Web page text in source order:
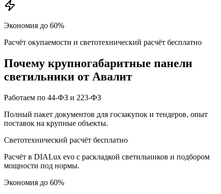
Экономия до 60%
Расчёт окупаемости и светотехнический расчёт бесплатно
Почему крупногабаритные панели
светильники от Авалит
Работаем по 44-ФЗ и 223-ФЗ
Полный пакет документов для госзакупок и тендеров, опыт
поставок на крупные объекты.
Светотехнический расчёт бесплатно
Расчёт в DIALux evo с раскладкой светильников и подбором
мощности под нормы.
Экономия до 60%